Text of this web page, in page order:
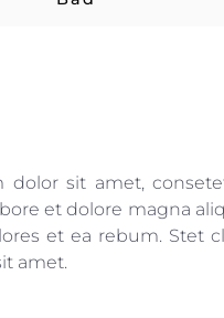
dolor sit amet,
et dolore magna
et ea rebum. Stet
amet.